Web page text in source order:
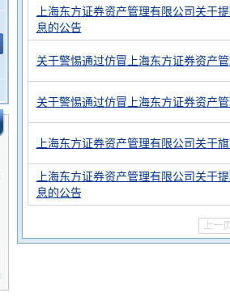
上海东方证券资产管理有限公司关于
息的公告
关于警惕通过仿冒上海东方证券资产
关于警惕通过仿冒上海东方证券资产
上海东方证券资产管理有限公司关于
上海东方证券资产管理有限公司关于
息的公告
上一